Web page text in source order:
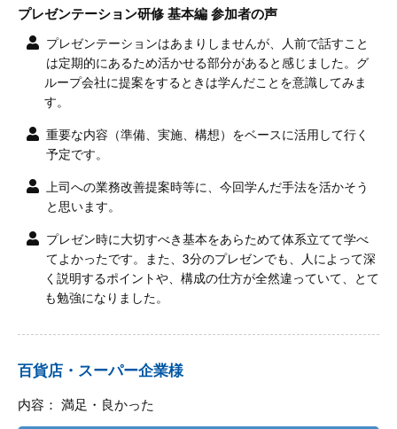
プレゼンテーション研修 基本編 参加者の声
プレゼンテーションはあまりしませんが、人前で話すこと
は定期的にあるため活かせる部分があると感じました。グ
ループ会社に提案をするときは学んだことを意識してみま
す。
重要な内容（準備、実施、構想）をベースに活用して行く
予定です。
上司への業務改善提案時等に、今回学んだ手法を活かそう
と思います。
プレゼン時に大切すべき基本をあらためて体系立てて学べ
てよかったです。また、3分のプレゼンでも、人によって深
く説明するポイントや、構成の仕方が全然違っていて、とて
も勉強になりました。
百貨店・スーパー企業様
内容： 満足・良かった